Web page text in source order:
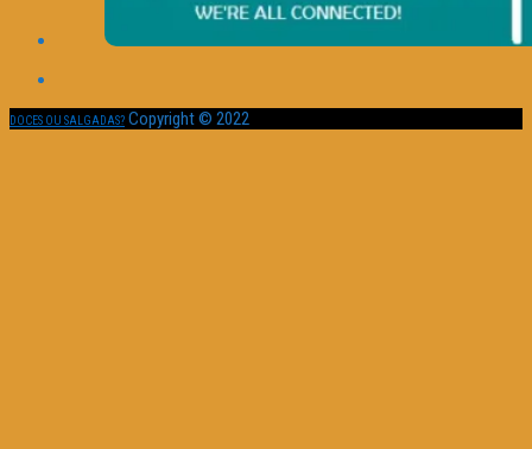
DOCES OU SALGADAS? Copyright © 2022